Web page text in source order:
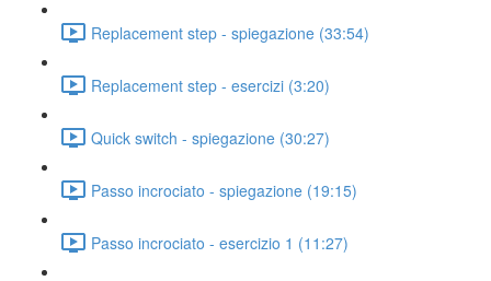
Replacement step - spiegazione (33:54)
Replacement step - esercizi (3:20)
Quick switch - spiegazione (30:27)
Passo incrociato - spiegazione (19:15)
Passo incrociato - esercizio 1 (11:27)